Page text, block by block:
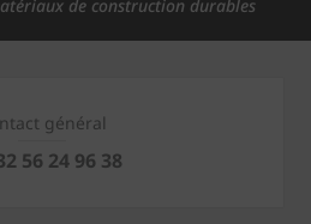
de construction durables
général
56 24 96 38